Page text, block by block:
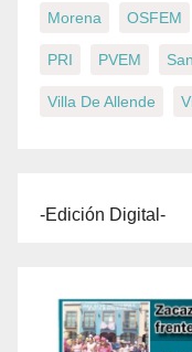
Morena OSFEM
PRI PVEM
Villa De Allende
-Edición Digital-